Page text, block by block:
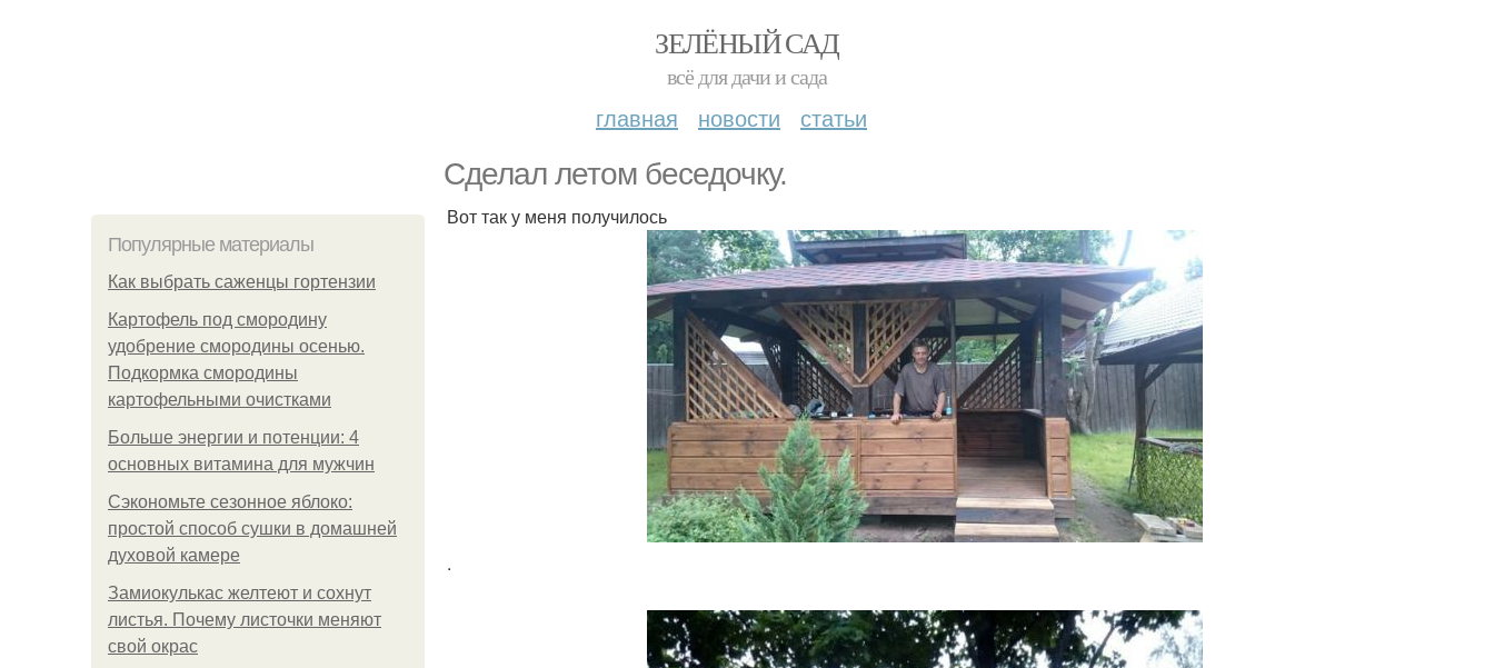
ЗЕЛЁНЫЙ САД
всё для дачи и сада
главная новости статьи
Сделал летом беседочку.
Популярные материалы
Как выбрать саженцы гортензии
Картофель под смородину
удобрение смородины осенью.
Подкормка смородины
картофельными очистками
Больше энергии и потенции: 4
основных витамина для мужчин
Сэкономьте сезонное яблоко:
простой способ сушки в домашней
духовой камере
Замиокулькас желтеют и сохнут
листья. Почему листочки меняют
свой окрас
Вот так у меня получилось
.